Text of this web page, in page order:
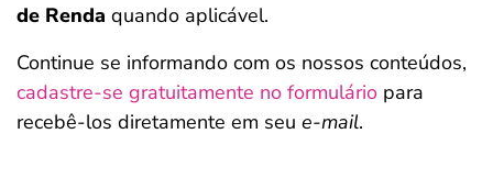
de Renda quando aplicável.
Continue se informando com os nossos conteúdos,
cadastre-se gratuitamente no formulário para
recebê-los diretamente em seu e-mail.